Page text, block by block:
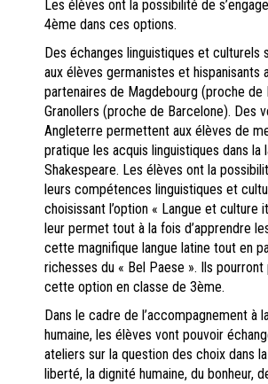
Les élèves ont la possibilité de
4ème dans ces options.
Des échanges linguistiques et culturels
aux élèves germanistes et hispanisants
partenaires de Magdebourg (proche de
Granollers (proche de Barcelone). Des
Angleterre permettent aux élèves de
pratique les acquis linguistiques dans la
Shakespeare. Les élèves ont la
leurs compétences linguistiques et
choisissant l’option « Langue et culture
leur permet tout à la fois d’apprendre
cette magnifique langue latine tout en
richesses du « Bel Paese ». Ils pourront
cette option en classe de 3ème.
Dans le cadre de l’accompagnement à
humaine, les élèves vont pouvoir
ateliers sur la question des choix dans
liberté, la dignité humaine, du bonheur,